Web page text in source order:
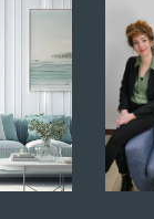
priorité est
de
acquéreur.